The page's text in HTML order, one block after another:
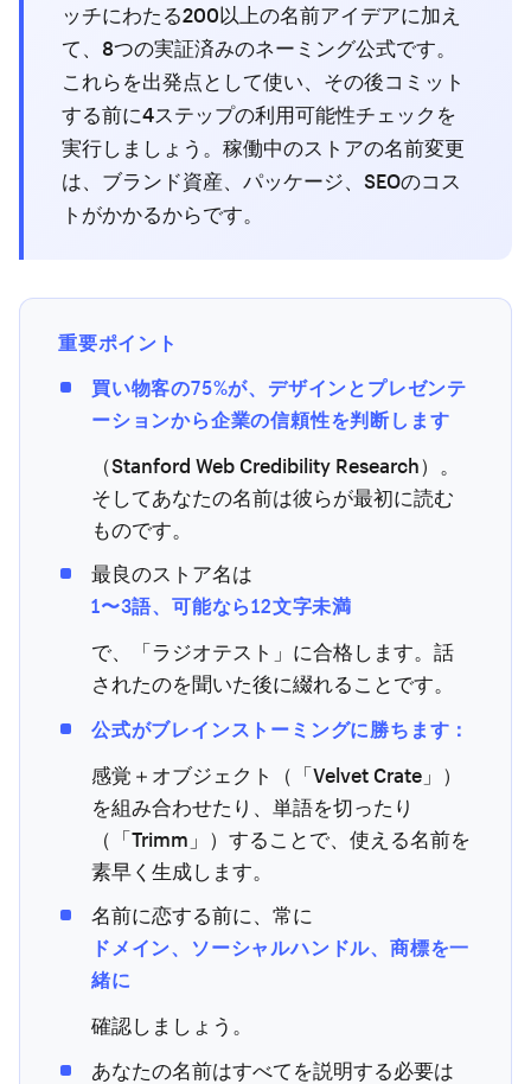
ッチにわたる200以上の名前アイデアに加え
て、8つの実証済みのネーミング公式です。
これらを出発点として使い、その後コミット
する前に4ステップの利用可能性チェックを
実行しましょう。稼働中のストアの名前変更
は、ブランド資産、パッケージ、SEOのコス
トがかかるからです。
重要ポイント
買い物客の75%が、デザインとプレゼンテ
ーションから企業の信頼性を判断します
（Stanford Web Credibility Research）。
そしてあなたの名前は彼らが最初に読む
ものです。
最良のストア名は
1〜3語、可能なら12文字未満
で、「ラジオテスト」に合格します。話
されたのを聞いた後に綴れることです。
公式がブレインストーミングに勝ちます：
感覚＋オブジェクト（「Velvet Crate」）
を組み合わせたり、単語を切ったり
（「Trimm」）することで、使える名前を
素早く生成します。
名前に恋する前に、常に
ドメイン、ソーシャルハンドル、商標を一
緒に
確認しましょう。
あなたの名前はすべてを説明する必要は